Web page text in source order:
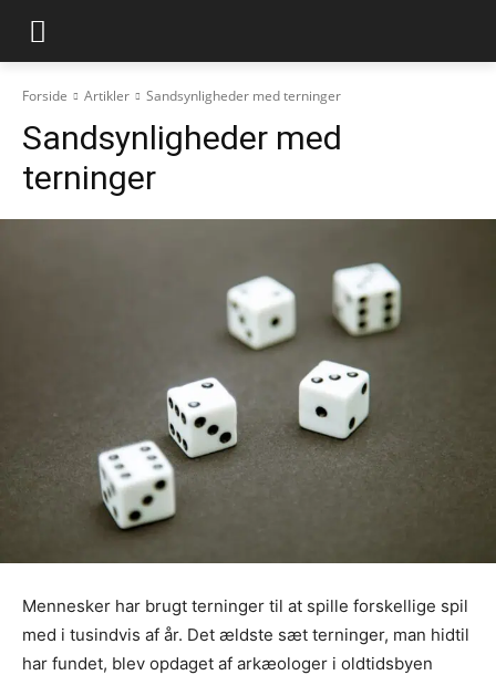
Forside Artikler Sandsynligheder med terninger
Sandsynligheder med
terninger
Mennesker har brugt terninger til at spille forskellige spil
med i tusindvis af år. Det ældste sæt terninger, man hidtil
har fundet, blev opdaget af arkæologer i oldtidsbyen